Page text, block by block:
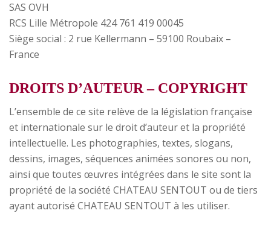
SAS OVH
RCS Lille Métropole 424 761 419 00045
Siège social : 2 rue Kellermann – 59100 Roubaix –
France
DROITS D’AUTEUR – COPYRIGHT
L’ensemble de ce site relève de la législation française
et internationale sur le droit d’auteur et la propriété
intellectuelle. Les photographies, textes, slogans,
dessins, images, séquences animées sonores ou non,
ainsi que toutes œuvres intégrées dans le site sont la
propriété de la société CHATEAU SENTOUT ou de tiers
ayant autorisé CHATEAU SENTOUT à les utiliser.